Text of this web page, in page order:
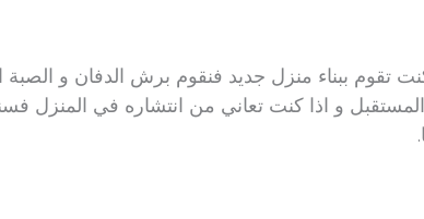
تقوم ببناء منزل جديد فنقوم برش الدفان و الصبة
و اذا كنت تعاني من انتشاره في المنزل